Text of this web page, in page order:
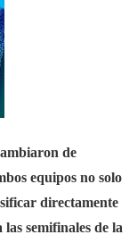
de
equipos no solo
directamente
semifinales de la